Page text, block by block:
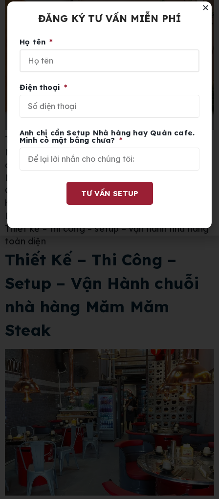
Thông tin dự án: 100m2 x 4 sàn
Mô hình kinh doanh: Xây dựng thương hiệu trà
chanh Hong Kong
Món đặc trưng: Trà chanh Hong Kong
Chi phí đầu tư: 20 tỷ/ 10 mặt bằng và thương
hiệu
Dịch vụ:
Thiết kế – thi công – setup – vận hành nhà hàng
toàn diện
Thiết Kế – Thi Công –
Setup – Vận Hành chuỗi
nhà hàng Măm Măm
Steak
ĐĂNG KÝ TƯ VẤN MIỄN PHÍ
Họ tên
Điện thoại
Anh chị cần Setup Nhà hàng hay Quán cafe.
Mình có mặt bằng chưa?
TƯ VẤN SETUP